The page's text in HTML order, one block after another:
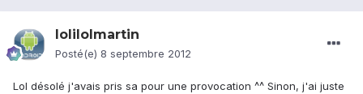
lolilolmartin
Posté(e) 8 septembre 2012
Lol désolé j'avais pris sa pour une provocation ^^ Sinon, j'ai juste